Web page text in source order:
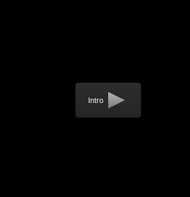
Intro